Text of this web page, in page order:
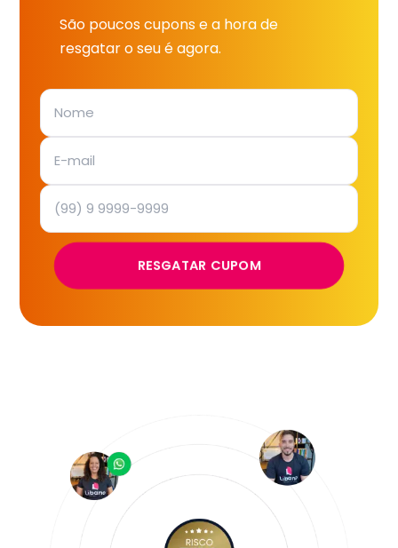
São poucos cupons e a hora de
resgatar o seu é agora.
RESGATAR CUPOM